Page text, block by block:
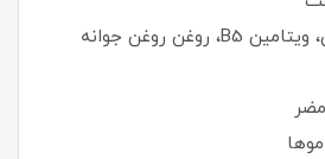
حاوی روغن زیتون، ویتامین B5، روغن روغن جوانه